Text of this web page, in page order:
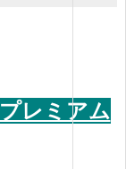
レミアム